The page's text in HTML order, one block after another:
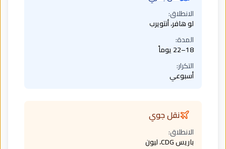
الانطلاق:
لو هافر، أنتويرب
المدة:
18–22 يوماً
التكرار:
أسبوعي
نقل جوي
الانطلاق:
باريس CDG، ليون